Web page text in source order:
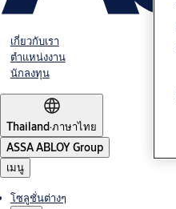
เกี่ยวกับเรา
ตำแหน่งงาน
นักลงทุน
Thailand·ภาษาไทย
ASSA ABLOY Group
เมนู
โซลูชั่นต่างๆ